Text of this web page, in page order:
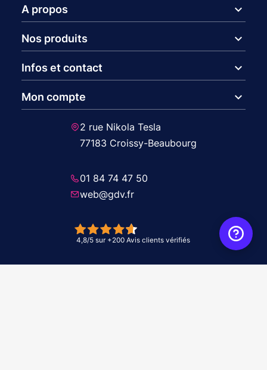
A propos expand_more
Nos produits expand_more
Infos et contact expand_more
Mon compte expand_more
2 rue Nikola Tesla
77183 Croissy-Beaubourg
01 84 74 47 50
web@gdv.fr